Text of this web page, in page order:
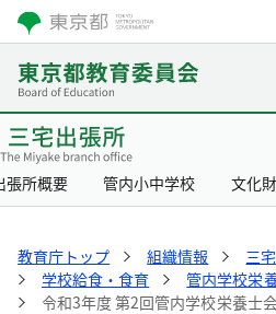
張所概要 管内小中学校 文化財
教育庁トップ 組織情報
三
学校給食・食育
管内学校栄
令和3年度 第2回管内学校栄養士